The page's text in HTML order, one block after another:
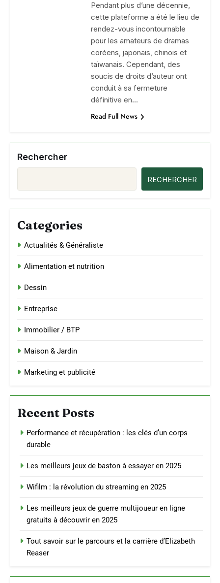
Pendant plus d’une décennie,
cette plateforme a été le lieu de
rendez-vous incontournable
pour les amateurs de dramas
coréens, japonais, chinois et
taïwanais. Cependant, des
soucis de droits d’auteur ont
conduit à sa fermeture
définitive en…
Read Full News
Rechercher
RECHERCHER
Categories
Actualités & Généraliste
Alimentation et nutrition
Dessin
Entreprise
Immobilier / BTP
Maison & Jardin
Marketing et publicité
Recent Posts
Performance et récupération : les clés d’un corps
durable
Les meilleurs jeux de baston à essayer en 2025
Wifilm : la révolution du streaming en 2025
Les meilleurs jeux de guerre multijoueur en ligne
gratuits à découvrir en 2025
Tout savoir sur le parcours et la carrière d’Elizabeth
Reaser